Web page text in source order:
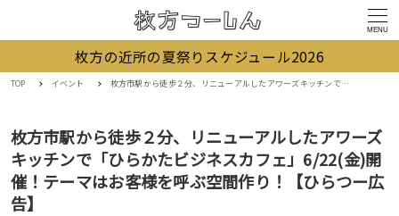
MENU
枚方の近所の夏祭りスケジュール2026
TOP イベント 枚方市駅から徒歩２分、リニューアルしたアワーズキッチンで「ひらかたビジネスカフェ」6/22(金)開催！テーマはお客様を呼ぶ空間作り！【ひらつー広告】
枚方市駅から徒歩２分、リニューアルしたアワーズ
キッチンで「ひらかたビジネスカフェ」6/22(金)開
催！テーマはお客様を呼ぶ空間作り！【ひらつー広
告】